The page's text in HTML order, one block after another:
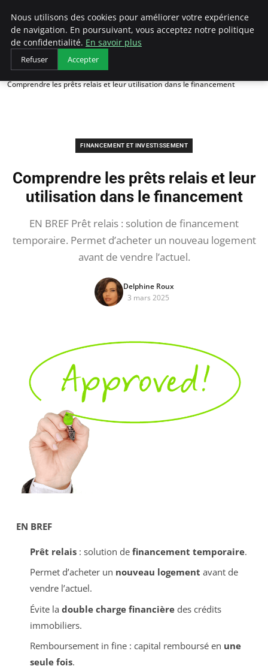
LECFCM
Accueil
Financement et investissement
Comprendre les prêts relais et leur utilisation dans le financement
FINANCEMENT ET INVESTISSEMENT
Comprendre les prêts relais et leur
utilisation dans le financement
EN BREF Prêt relais : solution de financement
temporaire. Permet d’acheter un nouveau logement
avant de vendre l’actuel.
Delphine Roux
3 mars 2025
EN BREF
Prêt relais: solution de financement temporaire.
Permet d’acheter un nouveau logement avant de
vendre l’actuel.
Évite la double charge financièredes crédits
immobiliers.
Remboursement in fine : capital remboursé en une
seule fois.
Nous utilisons des cookies pour améliorer votre expérience
de navigation. En poursuivant, vous acceptez notre politique
de confidentialité. En savoir plus
Refuser Accepter